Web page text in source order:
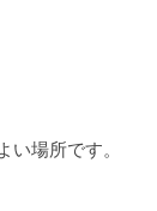
場所です。